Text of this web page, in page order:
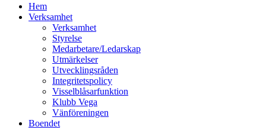
Hem
Verksamhet
Verksamhet
Styrelse
Medarbetare/Ledarskap
Utmärkelser
Utvecklingsråden
Integritetspolicy
Visselblåsarfunktion
Klubb Vega
Vänföreningen
Boendet